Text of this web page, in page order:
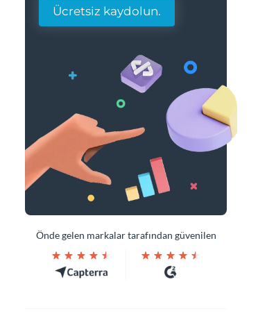
Ücretsiz kaydolun.
Önde gelen markalar tarafından güvenilen